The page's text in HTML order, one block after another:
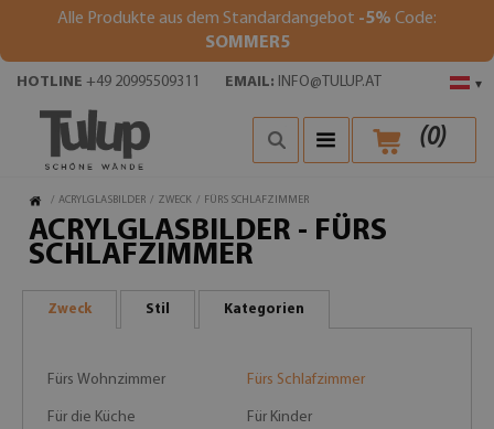
Alle Produkte aus dem Standardangebot -5% Code:
SOMMER5
▾
HOTLINE +49 20995509311 EMAIL: INFO@TULUP.AT
(0)
/ ACRYLGLASBILDER / ZWECK / FÜRS SCHLAFZIMMER
ACRYLGLASBILDER - FÜRS
SCHLAFZIMMER
Zweck Stil Kategorien
Fürs Wohnzimmer Fürs Schlafzimmer
Für die Küche Für Kinder